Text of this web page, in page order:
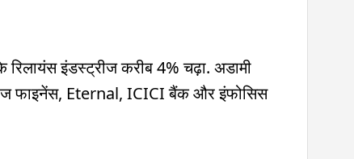
रिलायंस इंडस्ट्रीज करीब 4% चढ़ा. अडामी
फाइनेंस, Eternal, ICICI बैंक और इंफोसिस